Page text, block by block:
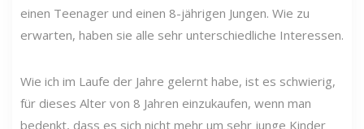
einen Teenager und einen 8-jährigen Jungen. Wie zu
erwarten, haben sie alle sehr unterschiedliche Interessen.
Wie ich im Laufe der Jahre gelernt habe, ist es schwierig,
für dieses Alter von 8 Jahren einzukaufen, wenn man
bedenkt, dass es sich nicht mehr um sehr junge Kinder